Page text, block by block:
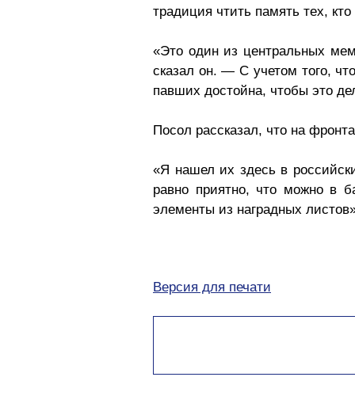
традиция чтить память тех,
«Это один из центральных
сказал он. — С учетом того,
павших достойна, чтобы это
Посол рассказал, что на
«Я нашел их здесь в
равно приятно, что можно в
элементы из наградных
Версия для печати